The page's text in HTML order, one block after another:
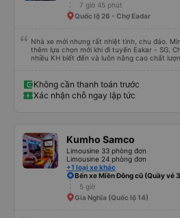
7 giờ 45 phút
Quốc lộ 26 - Chợ Eadar
Nhà xe mới nhưng rất nhiệt tình, chu đáo.
thêm lựa chọn mới khi đi tuyến Eakar - SG.
nhiều KH biết đến và luôn nâng cao chất
Không cần thanh toán trước
Xác nhận chỗ ngay lập tức
Kumho Samco
Limousine 33 phòng đơn
Limousine 24 phòng đơn
+1 loại xe khác
Bến xe Miền Đông cũ (Quầy vé
5 giờ
Gia Nghĩa (Quốc lộ 14)